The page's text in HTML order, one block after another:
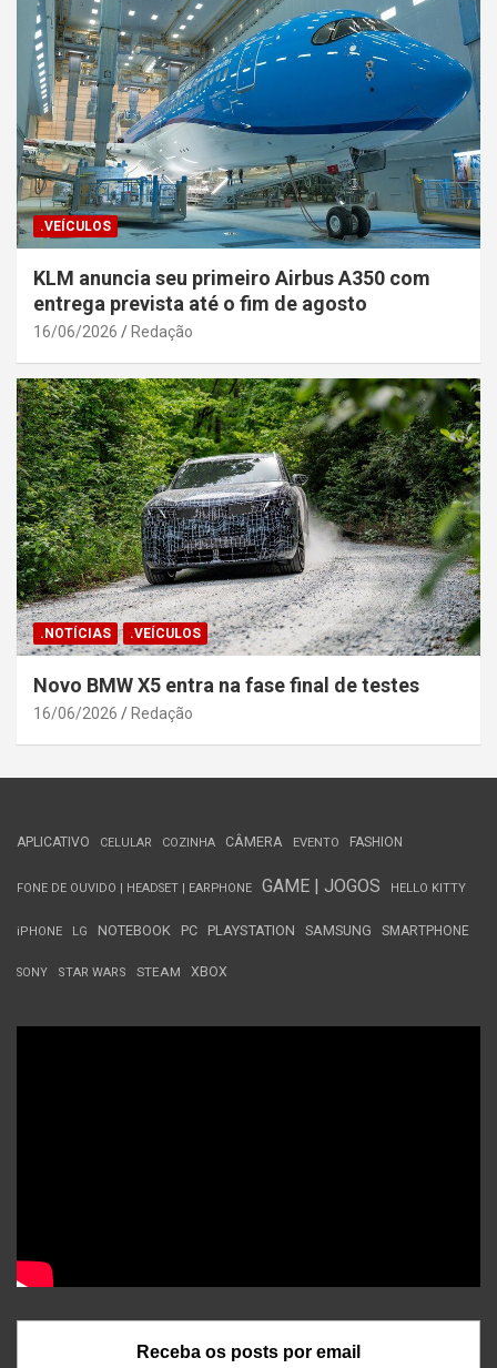
.VEÍCULOS
KLM anuncia seu primeiro Airbus A350 com
entrega prevista até o fim de agosto
16/06/2026 Redação
.NOTÍCIAS .VEÍCULOS
Novo BMW X5 entra na fase final de testes
16/06/2026 Redação
APLICATIVO CELULAR COZINHA CÂMERA EVENTO FASHION
FONE DE OUVIDO | HEADSET | EARPHONE GAME | JOGOS HELLO KITTY
iPHONE LG NOTEBOOK PC PLAYSTATION SAMSUNG SMARTPHONE
SONY STAR WARS STEAM XBOX
Receba os posts por email